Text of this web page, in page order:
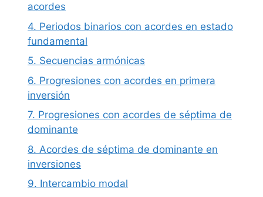
acordes
4. Periodos binarios con acordes en estado
fundamental
5. Secuencias armónicas
6. Progresiones con acordes en primera
inversión
7. Progresiones con acordes de séptima de
dominante
8. Acordes de séptima de dominante en
inversiones
9. Intercambio modal